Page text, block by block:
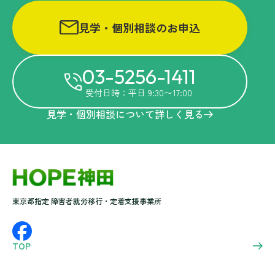
見学・個別相談のお申込
03-5256-1411
受付日時：平日 9:30〜17:00
見学・個別相談について詳しく見る
東京都指定 障害者就労移行・定着支援事業所
TOP